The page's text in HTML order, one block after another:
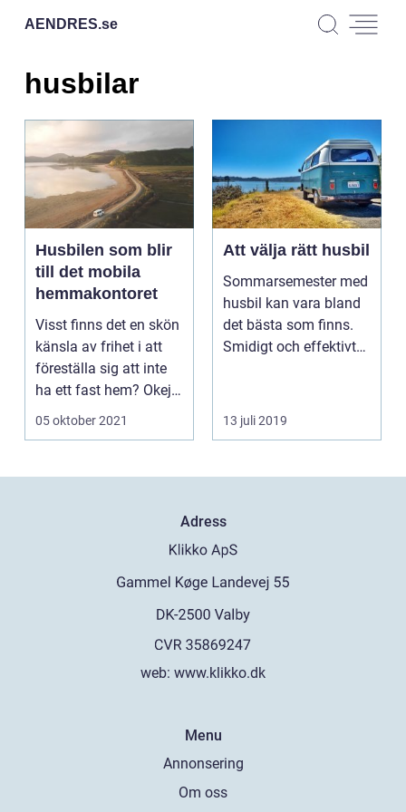
AENDRES.se
husbilar
Husbilen som blir
till det mobila
hemmakontoret
Visst finns det en skön
känsla av frihet i att
föreställa sig att inte
ha ett fast hem? Okej,
det är...
05 oktober 2021
Att välja rätt husbil
Sommarsemester med
husbil kan vara bland
det bästa som finns.
Smidigt och effektivt
13 juli 2019
Adress
web: www.klikko.dk
Menu
Annonsering
Om oss